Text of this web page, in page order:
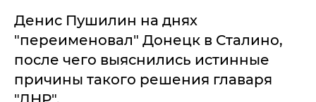
Денис Пушилин на днях
"переименовал" Донецк в Сталино,
после чего выяснились истинные
причины такого решения главаря